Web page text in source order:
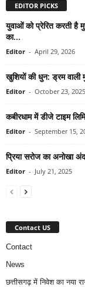
EDITOR PICKS
युवाओं को प्रेरित करती है
का...
Editor - April 29, 2026
खुशियों की धुन: ड्रम
Editor - October 23, 2025
कबीरधाम में डीजे टाइम
Editor - September 15,
प्रिया सरोज का अनोखा
Editor - July 21, 2025
Contact US
Contact
News
छत्तीसगढ़ में निवेश का नया